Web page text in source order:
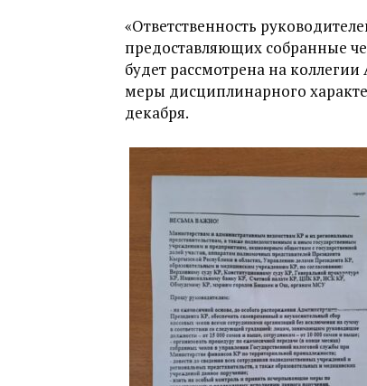
«Ответственность
предоставляющих собранные
будет рассмотрена на
меры дисциплинарного
декабря.